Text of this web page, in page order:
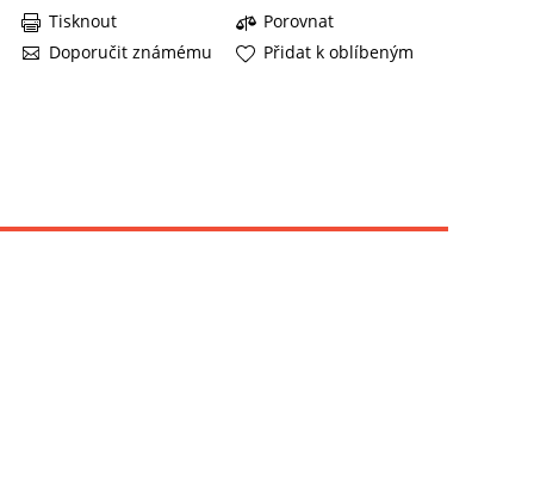
Porovnat
Doporučit známému
Tisknout
Přidat k oblíbeným